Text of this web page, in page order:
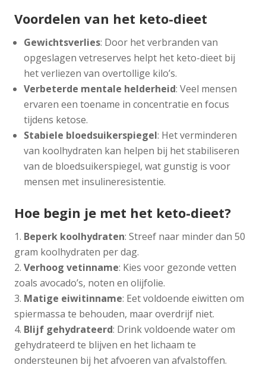
Voordelen van het keto-dieet
Gewichtsverlies: Door het verbranden van
opgeslagen vetreserves helpt het keto-dieet bij
het verliezen van overtollige kilo’s.
Verbeterde mentale helderheid: Veel mensen
ervaren een toename in concentratie en focus
tijdens ketose.
Stabiele bloedsuikerspiegel: Het verminderen
van koolhydraten kan helpen bij het stabiliseren
van de bloedsuikerspiegel, wat gunstig is voor
mensen met insulineresistentie.
Hoe begin je met het keto-dieet?
Beperk koolhydraten: Streef naar minder dan 50
gram koolhydraten per dag.
Verhoog vetinname: Kies voor gezonde vetten
zoals avocado’s, noten en olijfolie.
Matige eiwitinname: Eet voldoende eiwitten om
spiermassa te behouden, maar overdrijf niet.
Blijf gehydrateerd: Drink voldoende water om
gehydrateerd te blijven en het lichaam te
ondersteunen bij het afvoeren van afvalstoffen.